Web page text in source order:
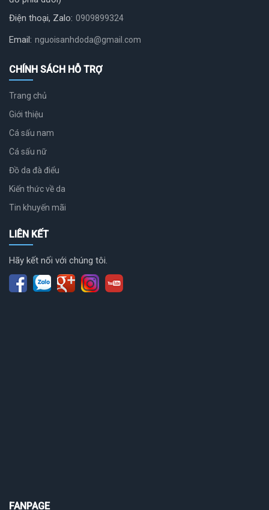
Điện thoại, Zalo: 0909899324
Email: nguoisanhdoda@gmail.com
CHÍNH SÁCH HỖ TRỢ
Trang chủ
Giới thiệu
Cá sấu nam
Cá sấu nữ
Đồ da đà điểu
Kiến thức về da
Tin khuyến mãi
LIÊN KẾT
Hãy kết nối với chúng tôi.
FANPAGE